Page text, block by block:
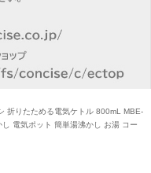
折りたためる電気ケトル 800mL MBE-
電気ポット 簡単湯沸かし お湯 コー